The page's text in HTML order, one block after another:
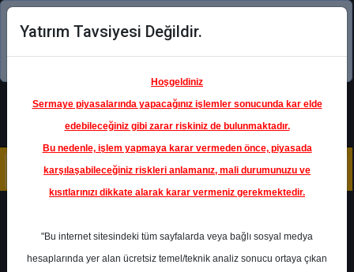
Şimdi uygulamayı indirin!
Yatırım Tavsiyesi Değildir.
Hoşgeldiniz
Sermaye piyasalarında yapacağınız işlemler sonucunda kar elde
edebileceğiniz gibi zarar riskiniz de bulunmaktadır.
Bu nedenle, işlem yapmaya karar vermeden önce, piyasada
karşılaşabileceğiniz riskleri anlamanız, mali durumunuzu ve
kısıtlarınızı dikkate alarak karar vermeniz gerekmektedir.
"Bu internet sitesindeki tüm sayfalarda veya bağlı sosyal medya
hesaplarında yer alan ücretsiz temel/teknik analiz sonucu ortaya çıkan